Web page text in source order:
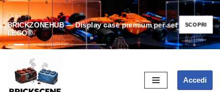
ADV
BRICKZONEHUB — Display case premium per set
LEGO®
SCOPRI
Vai
al
Accedi